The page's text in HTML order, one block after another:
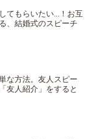
てもらいたい...！お互
、結婚式のスピーチ
な方法。友人スピー
友人紹介」をすると